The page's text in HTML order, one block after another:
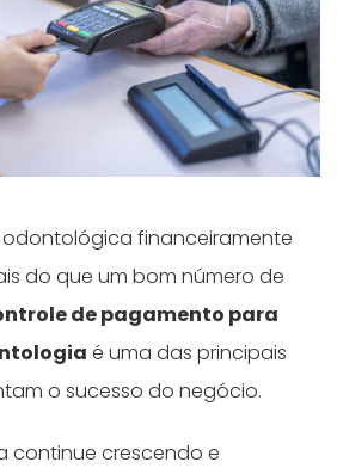
financeiramente
do que um bom número de
de pagamento para
é uma das principais
o sucesso do negócio.
continue crescendo e